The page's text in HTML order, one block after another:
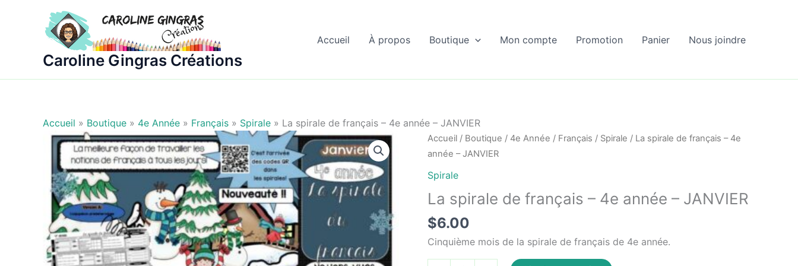
Caroline Gingras Créations
Accueil À propos Boutique Mon compte Promotion Panier Nous joindre
Accueil » Boutique » 4e Année » Français » Spirale » La spirale de français – 4e année – JANVIER
Accueil / Boutique / 4e Année / Français / Spirale / La spirale de français – 4e
année – JANVIER
Spirale
La spirale de français – 4e année – JANVIER
$6.00
Cinquième mois de la spirale de français de 4e année.